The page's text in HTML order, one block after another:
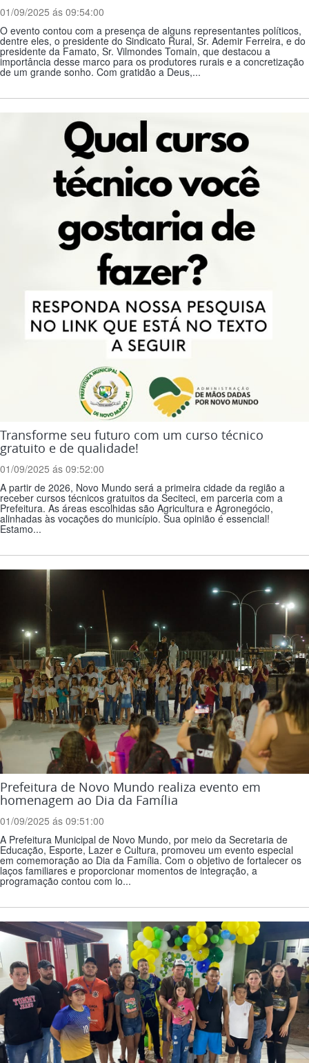
01/09/2025 ás 09:54:00
O evento contou com a presença de alguns representantes políticos,
dentre eles, o presidente do Sindicato Rural, Sr. Ademir Ferreira, e do
presidente da Famato, Sr. Vilmondes Tomain, que destacou a
importância desse marco para os produtores rurais e a concretização
de um grande sonho. Com gratidão a Deus,...
Transforme seu futuro com um curso técnico
gratuito e de qualidade!
01/09/2025 ás 09:52:00
A partir de 2026, Novo Mundo será a primeira cidade da região a
receber cursos técnicos gratuitos da Seciteci, em parceria com a
Prefeitura. As áreas escolhidas são Agricultura e Agronegócio,
alinhadas às vocações do município. Sua opinião é essencial!
Estamo...
Prefeitura de Novo Mundo realiza evento em
homenagem ao Dia da Família
01/09/2025 ás 09:51:00
A Prefeitura Municipal de Novo Mundo, por meio da Secretaria de
Educação, Esporte, Lazer e Cultura, promoveu um evento especial
em comemoração ao Dia da Família. Com o objetivo de fortalecer os
laços familiares e proporcionar momentos de integração, a
programação contou com lo...